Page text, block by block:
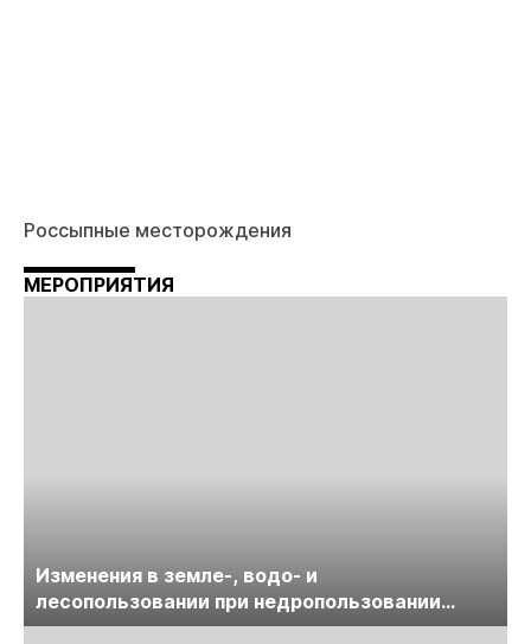
Россыпные месторождения
МЕРОПРИЯТИЯ
Изменения в земле-, водо- и
лесопользовании при недропользовании
обсудят на семинаре «ПравоТЭК»